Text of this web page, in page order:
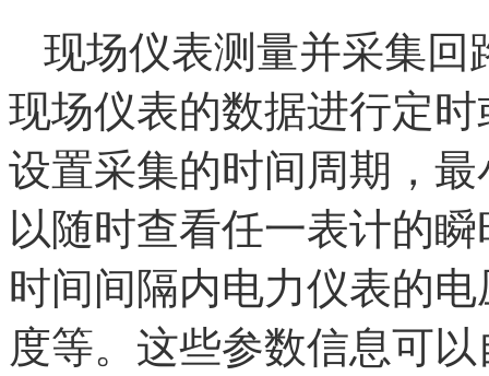
现场仪表测量并采集回
现场仪表的数据进行定
设置采集的时间周期，
以随时查看任一表计的
时间间隔内电力仪表的
度等。这些参数信息可